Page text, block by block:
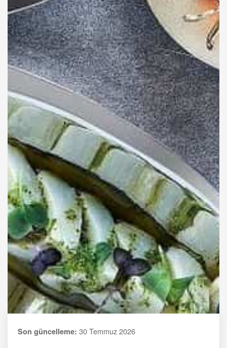
Son güncelleme: 30 Temmuz 2026